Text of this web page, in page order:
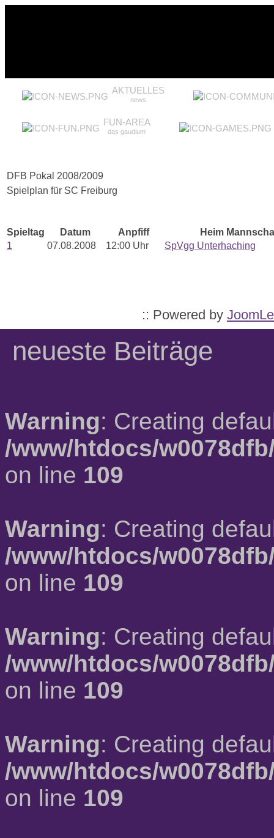
AKTUELLES
news
FUN-AREA
das gaudium
DFB Pokal 2008/2009
Spielplan für SC Freiburg
Spieltag Datum Anpfiff
Heim
1
07.08.2008 12:00 Uhr SpVgg Unterhaching
:: Powered by
neueste Beiträge
Warning: Creating
/www/htdocs/
on line 109
Warning: Creating
/www/htdocs/
on line 109
Warning: Creating
/www/htdocs/
on line 109
Warning: Creating
/www/htdocs/
on line 109